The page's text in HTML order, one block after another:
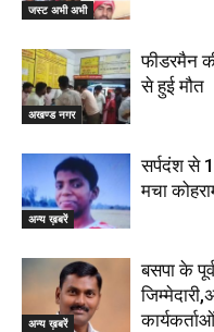
जस्ट अभी अभी
अखण्ड नगर
फीडरमैन
से हुई मौत
अन्य ख़बरें
सर्पदंश से
मचा
अन्य ख़बरें
बसपा के